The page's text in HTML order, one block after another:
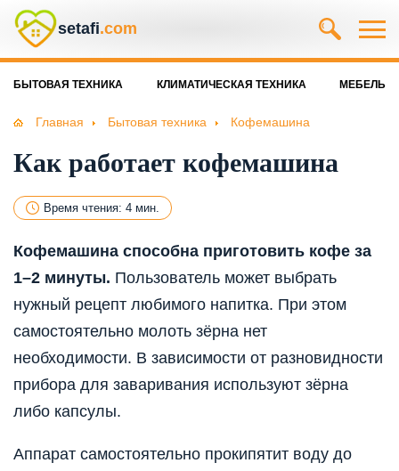
setafi.com
БЫТОВАЯ ТЕХНИКА КЛИМАТИЧЕСКАЯ ТЕХНИКА МЕБЕЛЬ
Главная Бытовая техника Кофемашина
Как работает кофемашина
Время чтения: 4 мин.
Кофемашина способна приготовить кофе за
1–2 минуты. Пользователь может выбрать
нужный рецепт любимого напитка. При этом
самостоятельно молоть зёрна нет
необходимости. В зависимости от разновидности
прибора для заваривания используют зёрна
либо капсулы.
Аппарат самостоятельно прокипятит воду до